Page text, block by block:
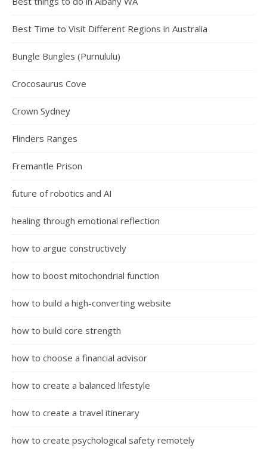
Best Time to Visit Different Regions in Australia
Bungle Bungles (Purnululu)
Crocosaurus Cove
Crown Sydney
Flinders Ranges
Fremantle Prison
future of robotics and AI
healing through emotional reflection
how to argue constructively
how to boost mitochondrial function
how to build a high-converting website
how to build core strength
how to choose a financial advisor
how to create a balanced lifestyle
how to create a travel itinerary
how to create psychological safety remotely